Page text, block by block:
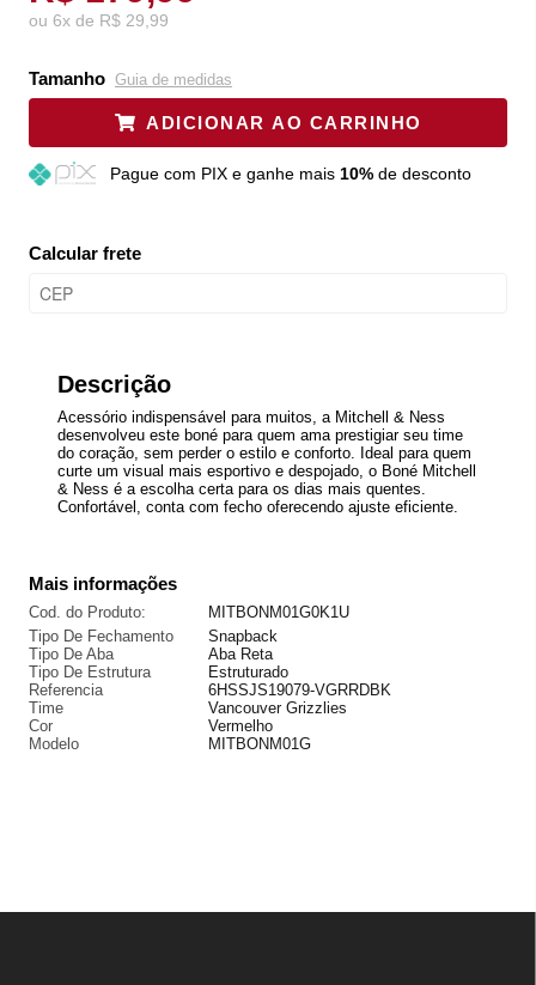
ou 6x de R$ 29,99
Tamanho Guia de medidas
ADICIONAR AO CARRINHO
Pague com PIX e ganhe mais 10%de desconto
Calcular frete
Descrição
Acessório indispensável para muitos, a Mitchell & Ness
desenvolveu este boné para quem ama prestigiar seu time
do coração, sem perder o estilo e conforto. Ideal para quem
curte um visual mais esportivo e despojado, o Boné Mitchell
& Ness é a escolha certa para os dias mais quentes.
Confortável, conta com fecho oferecendo ajuste eficiente.
Mais informações
Cod. do Produto:
MITBONM01G0K1U
Tipo De Fechamento
Snapback
Tipo De Aba
Aba Reta
Tipo De Estrutura
Estruturado
Referencia
6HSSJS19079-VGRRDBK
Time
Vancouver Grizzlies
Cor
Vermelho
Modelo
MITBONM01G